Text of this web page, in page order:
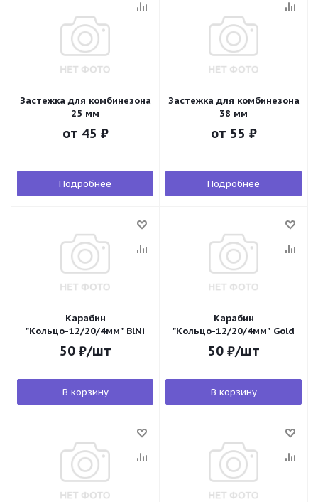
Застежка для комбинезона
25 мм
от 45 ₽
Подробнее
Застежка для комбинезона
38 мм
от 55 ₽
Подробнее
Карабин
"Кольцо-12/20/4мм" BlNi
50₽/шт
В корзину
Карабин
"Кольцо-12/20/4мм" Gold
50₽/шт
В корзину